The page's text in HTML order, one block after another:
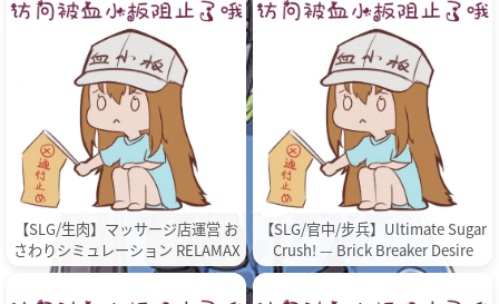
【SLG/生肉】マッサージ店運営 お
さわりシミュレーション RELAMAX
【SLG/官中/步兵】Ultimate Sugar
Crush! — Brick Breaker Desire